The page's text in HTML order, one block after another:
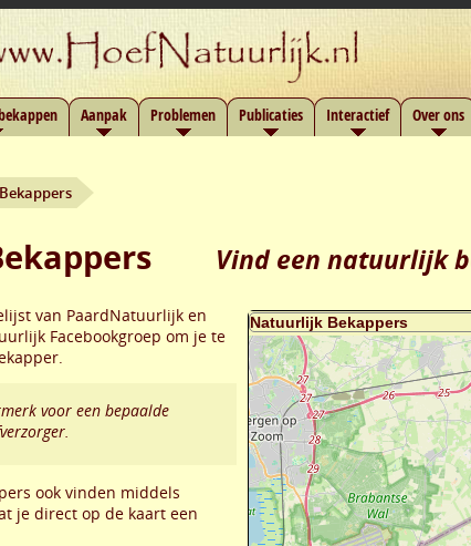
Aanpak Problemen Publicaties Interactief Over ons
Vind een natuurlijk
van PaardNatuurlijk en
Facebookgroep om je te
voor een bepaalde
ook vinden middels
je direct op de kaart een